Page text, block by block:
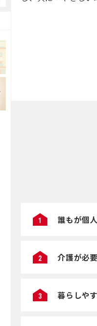
誰もが個
介護が必
暮らしや